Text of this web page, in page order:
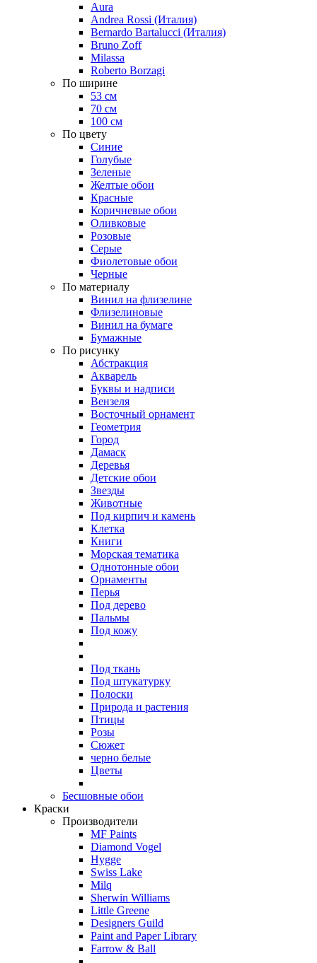
Aura
Andrea Rossi (Италия)
Bernardo Bartalucci (Италия)
Bruno Zoff
Milassa
Roberto Borzagi
По ширине
53 см
70 см
100 см
По цвету
Синие
Голубые
Зеленые
Желтые обои
Красные
Коричневые обои
Оливковые
Розовые
Серые
Фиолетовые обои
Черные
По материалу
Винил на флизелине
Флизелиновые
Винил на бумаге
Бумажные
По рисунку
Абстракция
Акварель
Буквы и надписи
Вензеля
Восточный орнамент
Геометрия
Город
Дамаск
Деревья
Детские обои
Звезды
Животные
Под кирпич и камень
Клетка
Книги
Морская тематика
Однотонные обои
Орнаменты
Перья
Под дерево
Пальмы
Под кожу
Под ткань
Под штукатурку
Полоски
Природа и растения
Птицы
Розы
Сюжет
черно белые
Цветы
Бесшовные обои
Краски
Производители
MF Paints
Diamond Vogel
Hygge
Swiss Lake
Milq
Sherwin Williams
Little Greene
Designers Guild
Paint and Paper Library
Farrow & Ball